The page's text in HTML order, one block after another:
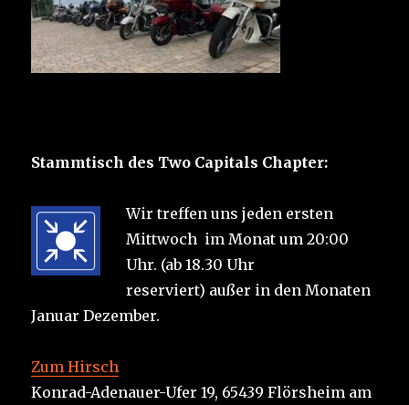
Stammtisch des Two Capitals Chapter:
Wir treffen uns jeden ersten
Mittwoch im Monat um 20:00
Uhr. (ab 18.30 Uhr
reserviert) außer in den Monaten
Januar Dezember.
Zum Hirsch
Konrad-Adenauer-Ufer 19, 65439 Flörsheim am